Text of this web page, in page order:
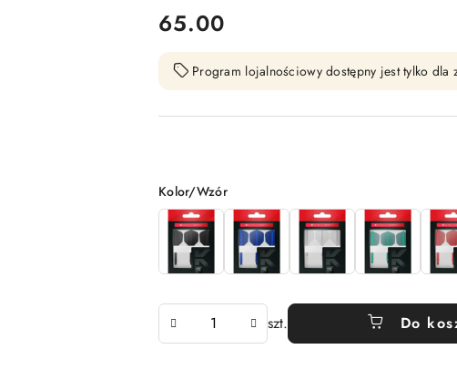
cena:
65.00
Program lojalnościowy dostępny jest tylko dla
Wariant
Kolor/Wzór
szt. Do